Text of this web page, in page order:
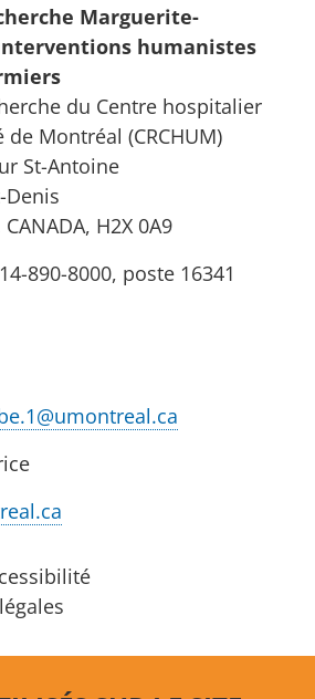
Marguerite-
humanistes
du Centre hospitalier
de Montréal (CRCHUM)
St-Antoine
Denis
H2X 0A9
890-8000, poste 16341